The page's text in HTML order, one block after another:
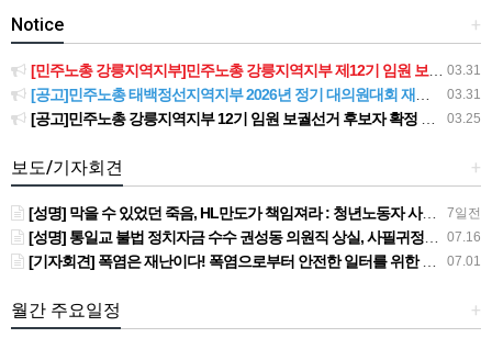
+
Notice
03.31
[민주노총 강릉지역지부]민주노총 강릉지역지부 제12기 임원 보궐선거결과 공고
03.31
[공고]민주노총 태백정선지역지부 2026년 정기 대의원대회 재소집 건
03.25
[공고]민주노총 강릉지역지부 12기 임원 보궐선거 후보자 확정 공고
+
보도/기자회견
7일전
[성명] 막을 수 있었던 죽음, HL만도가 책임져라 : 청년노동자 사망사고의 철저한 진상규명과 재발방지 대책 마련하라
07.16
[성명] 통일교 불법 정치자금 수수 권성동 의원직 상실, 사필귀정이다
07.01
[기자회견] 폭염은 재난이다! 폭염으로부터 안전한 일터를 위한 민주노총 강원지역본부 폭염감시단 선포 기자회견
+
월간 주요일정